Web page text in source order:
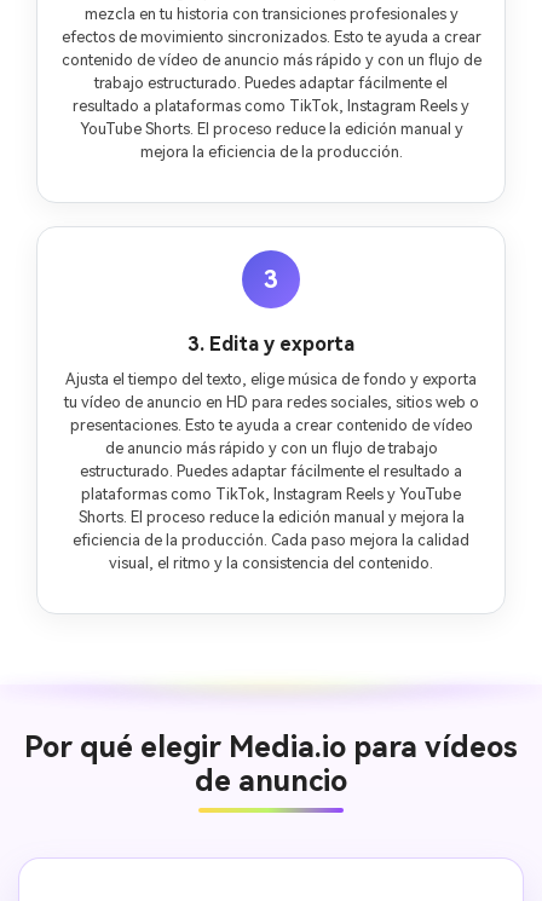
mezcla en tu historia con transiciones profesionales y
efectos de movimiento sincronizados. Esto te ayuda a crear
contenido de vídeo de anuncio más rápido y con un flujo de
trabajo estructurado. Puedes adaptar fácilmente el
resultado a plataformas como TikTok, Instagram Reels y
YouTube Shorts. El proceso reduce la edición manual y
mejora la eficiencia de la producción.
3
3. Edita y exporta
Ajusta el tiempo del texto, elige música de fondo y exporta
tu vídeo de anuncio en HD para redes sociales, sitios web o
presentaciones. Esto te ayuda a crear contenido de vídeo
de anuncio más rápido y con un flujo de trabajo
estructurado. Puedes adaptar fácilmente el resultado a
plataformas como TikTok, Instagram Reels y YouTube
Shorts. El proceso reduce la edición manual y mejora la
eficiencia de la producción. Cada paso mejora la calidad
visual, el ritmo y la consistencia del contenido.
Por qué elegir Media.io para vídeos
de anuncio